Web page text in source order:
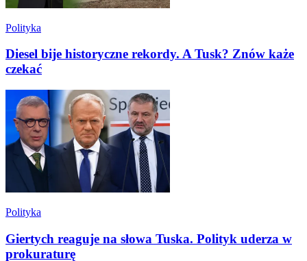
Polityka
Diesel bije historyczne rekordy. A Tusk? Znów każe
czekać
Polityka
Giertych reaguje na słowa Tuska. Polityk uderza w
prokuraturę